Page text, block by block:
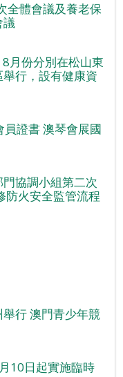
全體會議及養老保
議
8月份分別在松山東
行，設有健康資
員證書 澳琴會展國
協調小組第二次
防火安全監管流程
行 澳門青少年競
10日起實施臨時